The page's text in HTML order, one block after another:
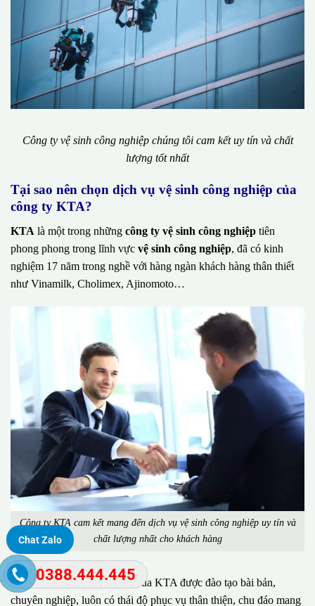
Công ty vệ sinh công nghiệp chúng tôi cam kết uy tín và chất
lượng tốt nhất
Tại sao nên chọn dịch vụ vệ sinh công nghiệp của
công ty KTA?
KTA là một trong những công ty vệ sinh công nghiệp tiên
phong phong trong lĩnh vực vệ sinh công nghiệp, đã có kinh
nghiệm 17 năm trong nghề với hàng ngàn khách hàng thân thiết
như Vinamilk, Cholimex, Ajinomoto…
Công ty KTA cam kết mang đến dịch vụ vệ sinh công nghiệp uy tín và
chất lượng nhất cho khách hàng
Đặc biệt, đội ngũ nhân viên của KTA được đào tạo bài bản,
chuyên nghiệp, luôn có thái độ phục vụ thân thiện, chu đáo mang
Chat Zalo
0388.444.445